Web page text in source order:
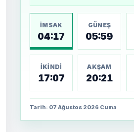
İMSAK
04:17
GÜNEŞ
05:59
İKINDI
17:07
AKŞAM
20:21
Tarih: 07 Ağustos 2026 Cuma